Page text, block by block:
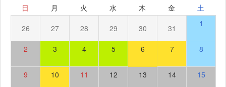
日 月 火 水 木 金 土
26 27 28 29 30 31 1
2 3 4 5 6 7 8
9 10 11 12 13 14 15